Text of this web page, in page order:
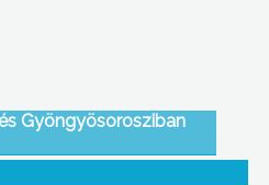
Gyöngyösorosziban